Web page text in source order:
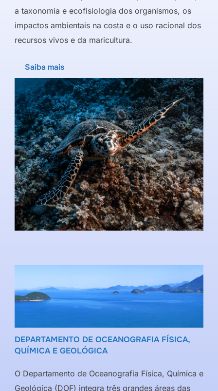
a taxonomia e ecofisiologia dos organismos, os
impactos ambientais na costa e o uso racional dos
recursos vivos e da maricultura.
Saiba mais
DEPARTAMENTO DE OCEANOGRAFIA FÍSICA,
QUÍMICA E GEOLÓGICA
O Departamento de Oceanografia Física, Química e
Geológica (DOF) integra três grandes áreas das